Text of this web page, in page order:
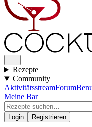
Rezepte
Community
AktivitätsstreamForum
Meine Bar
Login Registrieren